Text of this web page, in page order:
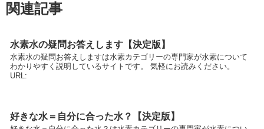
関連記事
水素水の疑問お答えします【決定版】
水素水の疑問お答えしますは水素カテゴリーの専門家が水素について
わかりやすく説明しているサイトです。 気軽にお読みください。
URL:
好きな水＝自分に合った水？【決定版】